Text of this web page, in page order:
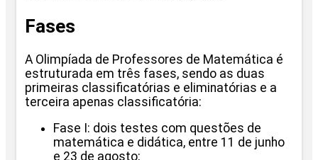
Fases
A Olimpíada de Professores de Matemática é
estruturada em três fases, sendo as duas
primeiras classificatórias e eliminatórias e a
terceira apenas classificatória:
Fase I: dois testes com questões de
matemática e didática, entre 11 de junho
e 23 de agosto;